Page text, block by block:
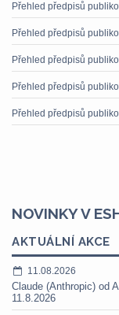
Přehled předpisů
Přehled předpisů
Přehled předpisů
Přehled předpisů
Přehled předpisů
NOVINKY V
AKTUÁLNÍ AKCE
11.08.2026
Claude (Anthropic) od
11.8.2026